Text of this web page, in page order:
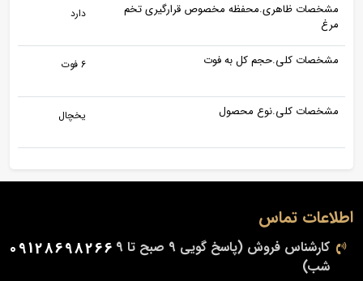
مشخصات ظاهری.محفظه مخصوص قرارگیری تخم
مرغ
دارد
مشخصات کلی.حجم کل به فوت 6 فوت
مشخصات کلی.نوع محصول یخچال
اطلاعات تماس
کارشناس فروش (پاسخ گویی 9 صبح تا 9
شب)
09128698266